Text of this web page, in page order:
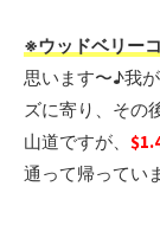
※ウッドベリー
思います〜♪我
ズに寄り、その
山道ですが、
通って帰ってい